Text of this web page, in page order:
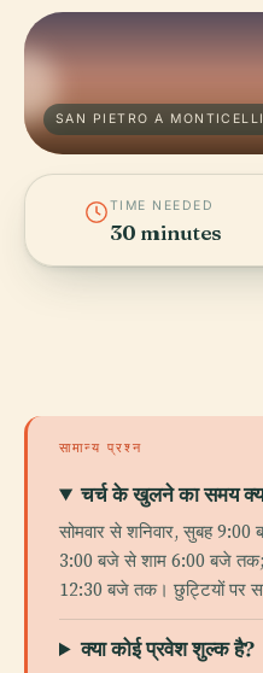
SAN PIETRO A MONTICELLI
TIME NEEDED
30 minutes
सामान्य प्रश्न
चर्च के खुलने का समय
सोमवार से शनिवार, सुबह
3:00 बजे से शाम 6:00 बजे तक;
12:30 बजे तक। छुट्टियों पर
क्या कोई प्रवेश शुल्क है?